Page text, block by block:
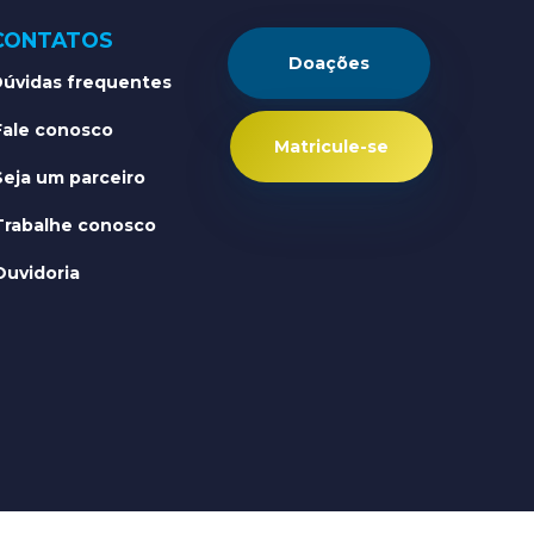
frequentes
conosco
um parceiro
conosco
Doações
Matricule-se